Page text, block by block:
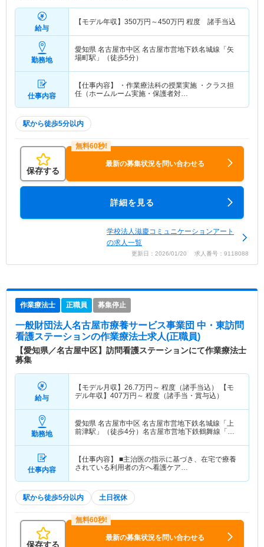
給与
【モデル年収】 350万円～450万円 程度 諸手当込
勤務地
愛知県 名古屋市中区 名古屋市営地下鉄名城線「矢
場町駅」（徒歩5分）
仕事内容
【仕事内容】 ・作業療法科の授業実施 ・クラス担
任（ホームルーム実施・保護者対…
駅から徒歩5分以内
保存する
最新の募集状況を問い合わせる
詳細を見る
学校法人滋慶コミュニケーションアート
の求人一覧
更新日：2026/01/20 求人番号：9118088
作業療法士 正職員 募集停止
一般財団法人名古屋市療養サービス事業団 中・東訪問
看護ステーションの作業療法士求人(正職員)
【愛知県／名古屋中区】訪問看護ステーションにて作業療法士
募集
給与
【モデル月収】 26.7万円～ 程度（諸手当込） 【モ
デル年収】 407万円～ 程度（諸手当・賞与込）
勤務地
愛知県 名古屋市中区 名古屋市営地下鉄名城線「上
前津駅」（徒歩4分）名古屋市営地下鉄鶴舞線「上
仕事内容
【仕事内容】 ■主治医の指示に基づき、在宅で療養
されている利用者の方へ看護ケア…
駅から徒歩5分以内 土日祝休
保存する
最新の募集状況を問い合わせる